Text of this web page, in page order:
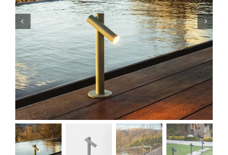
Lichtplanung
Referenzen
Marken
Ratgeber
Sale